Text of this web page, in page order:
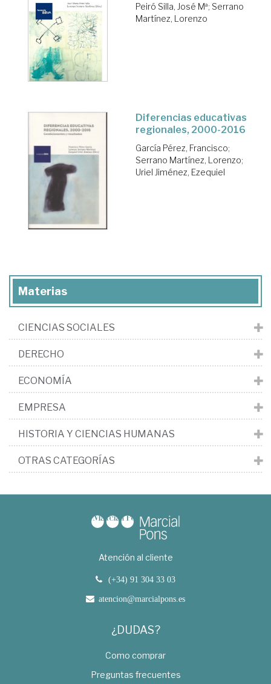
Peiró Silla, José Mª; Serrano
Martínez, Lorenzo
Diferencias educativas
regionales, 2000-2016
García Pérez, Francisco;
Serrano Martínez, Lorenzo;
Uriel Jiménez, Ezequiel
Materias
CIENCIAS SOCIALES
DERECHO
ECONOMÍA
EMPRESA
HISTORIA Y CIENCIAS HUMANAS
OTRAS CATEGORÍAS
Atención al cliente
(+34) 91 304 33 03
atencion@marcialpons.es
¿DUDAS?
Como comprar
Preguntas frecuentes